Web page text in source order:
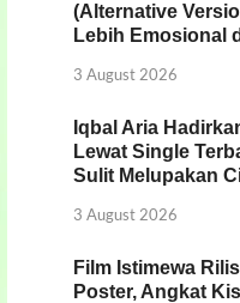
(Alternative
Lebih Emosional
3 August 2026
Iqbal Aria
Lewat Single
Sulit Melupakan
3 August 2026
Film Istimewa
Poster, Angkat